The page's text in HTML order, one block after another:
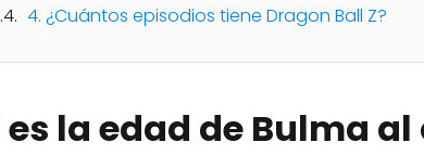
4. ¿Cuántos episodios tiene Dragon Ball Z?
la edad de Bulma